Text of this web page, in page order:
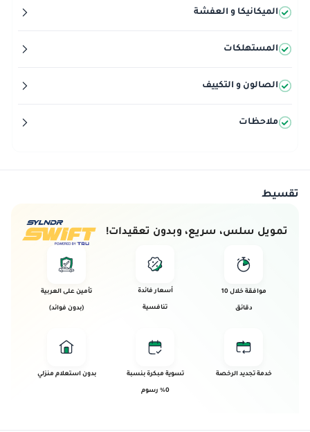
الميكانيكا و العفشة
المستهلكات
الصالون و التكييف
ملاحظات
تقسيط
تمويل سلس، سريع، وبدون تعقيدات!
موافقة خلال 10
دقائق
أسعار فائدة
تنافسية
تأمين على العربية
(بدون فوائد)
خدمة تجديد الرخصة تسوية مبكرة بنسبة
0% رسوم
بدون استعلام منزلي